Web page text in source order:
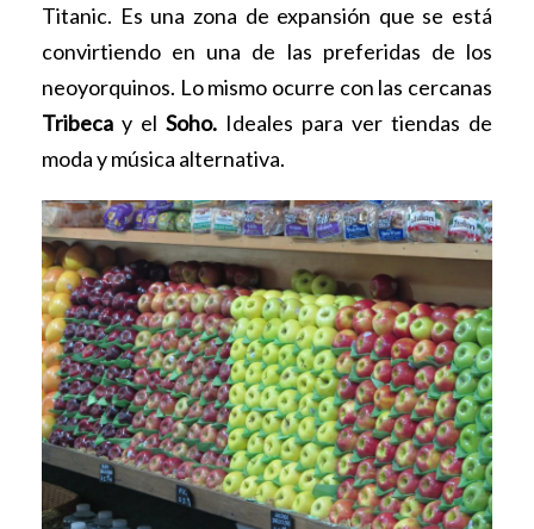
Titanic. Es una zona de expansión que se está
convirtiendo en una de las preferidas de los
neoyorquinos. Lo mismo ocurre con las cercanas
Tribeca y el Soho. Ideales para ver tiendas de
moda y música alternativa.